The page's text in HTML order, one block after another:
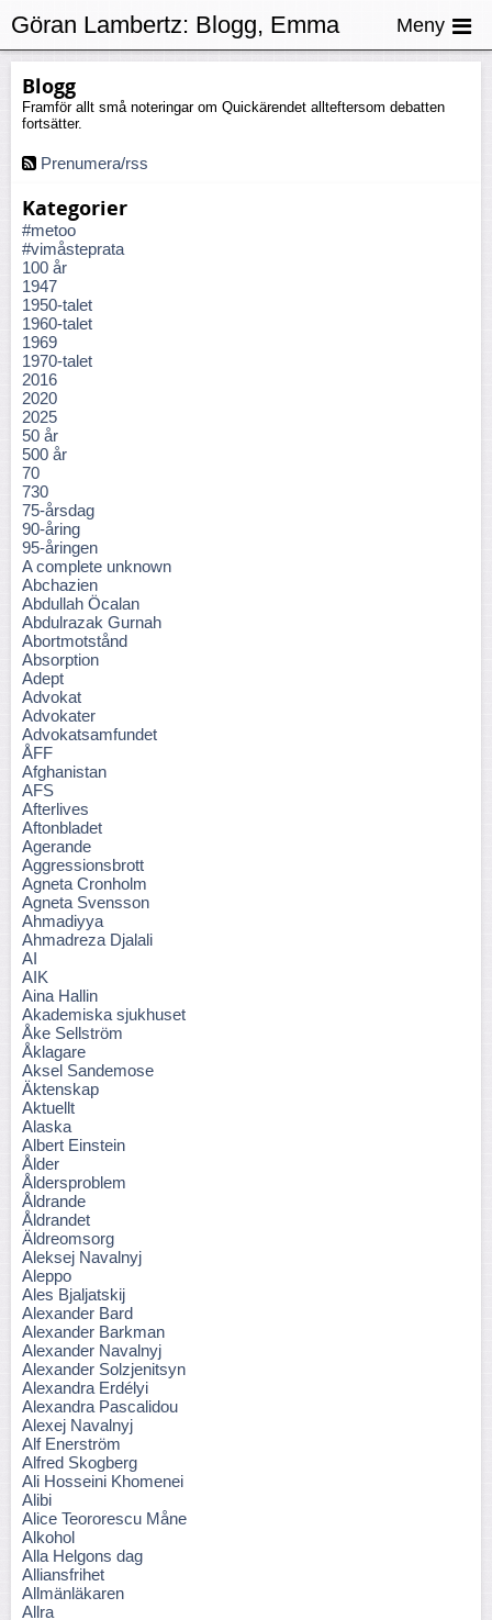
Blogg
Framför allt små noteringar om Quickärendet allteftersom debatten
fortsätter.
Prenumera/rss
Kategorier
#metoo
#vimåsteprata
100 år
1947
1950-talet
1960-talet
1969
1970-talet
2016
2020
2025
50 år
500 år
70
730
75-årsdag
90-åring
95-åringen
A complete unknown
Abchazien
Abdullah Öcalan
Abdulrazak Gurnah
Abortmotstånd
Absorption
Adept
Advokat
Advokater
Advokatsamfundet
ÅFF
Afghanistan
AFS
Afterlives
Aftonbladet
Agerande
Aggressionsbrott
Agneta Cronholm
Agneta Svensson
Ahmadiyya
Ahmadreza Djalali
AI
AIK
Aina Hallin
Akademiska sjukhuset
Åke Sellström
Åklagare
Aksel Sandemose
Äktenskap
Aktuellt
Alaska
Albert Einstein
Ålder
Åldersproblem
Åldrande
Åldrandet
Äldreomsorg
Aleksej Navalnyj
Aleppo
Ales Bjaljatskij
Alexander Bard
Alexander Barkman
Alexander Navalnyj
Alexander Solzjenitsyn
Alexandra Erdélyi
Alexandra Pascalidou
Alexej Navalnyj
Alf Enerström
Alfred Skogberg
Ali Hosseini Khomenei
Alibi
Alice Teororescu Måne
Alkohol
Alla Helgons dag
Alliansfrihet
Allmänläkaren
Allra
Göran Lambertz: Blogg, Emma Meny